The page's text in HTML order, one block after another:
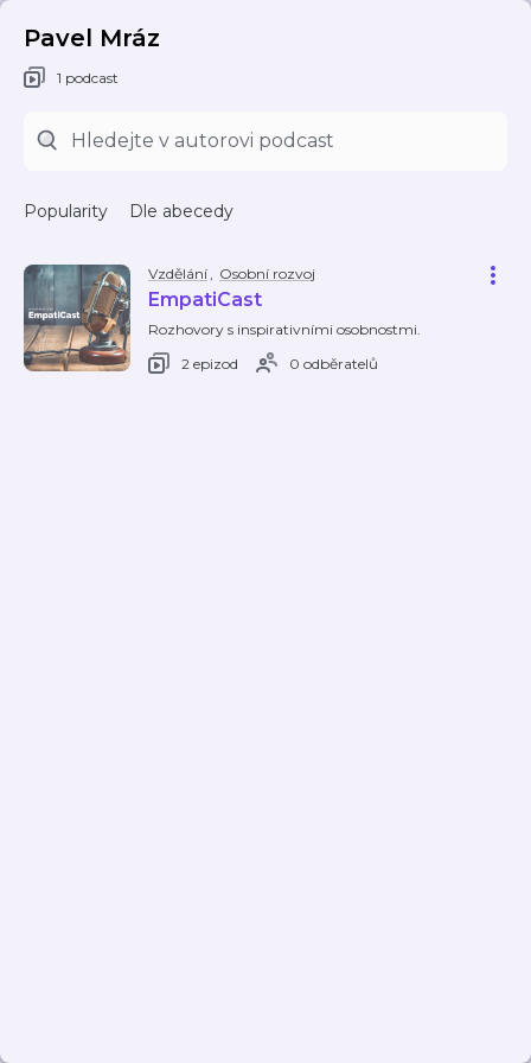
Pavel Mráz
1 podcast
Popularity Dle abecedy
Vzdělání, Osobní rozvoj
EmpatiCast
Rozhovory s inspirativními osobnostmi.
2 epizod
0 odběratelů